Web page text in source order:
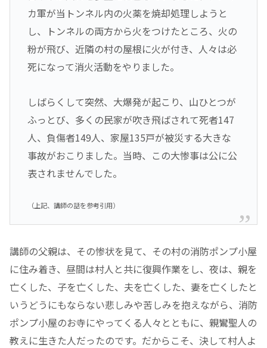
カ軍が当トンネル内の火薬を焼却処理しようと
し、トンネルの両方から火をつけたところ、火の
粉が飛び、近隣の村の屋根に火が付き、人々は必
死になって消火活動をやりました。
しばらくして突然、大爆発が起こり、山ひとつが
ふっとび、多くの民家が吹き飛ばされて死者147
人、負傷者149人、家屋135戸が被災する大きな
事故がおこりました。当時、この大惨事は公に公
表されませんでした。
（上記、講師の話を参考引用）
講師の父親は、その惨状を見て、その村の消防ポンプ小屋
に住み着き、昼間は村人と共に復興作業をし、夜は、親を
亡くした、子を亡くした、夫を亡くした、妻を亡くしたと
いうどうにもならない悲しみや苦しみを抱えながら、消防
ポンプ小屋のお寺にやってくる人々とともに、親鸞聖人の
教えに生きた人だったのです。だからこそ、決して村人よ